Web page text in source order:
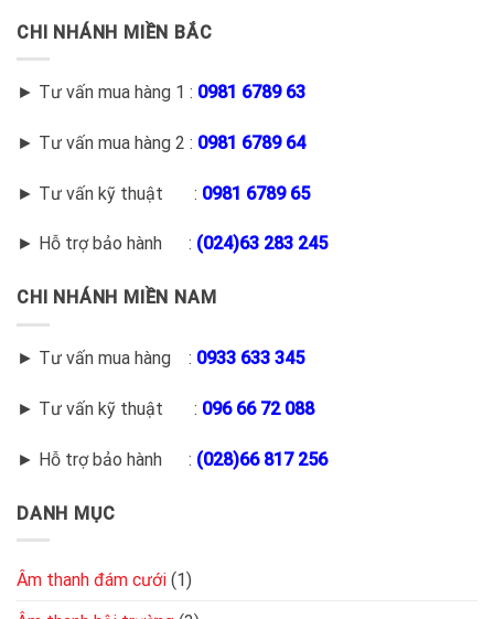
CHI NHÁNH MIỀN BẮC
► Tư vấn mua hàng 1 : 0981 6789 63
► Tư vấn mua hàng 2 : 0981 6789 64
► Tư vấn kỹ thuật : 0981 6789 65
► Hỗ trợ bảo hành : (024)63 283 245
CHI NHÁNH MIỀN NAM
► Tư vấn mua hàng : 0933 633 345
► Tư vấn kỹ thuật : 096 66 72 088
► Hỗ trợ bảo hành : (028)66 817 256
DANH MỤC
Âm thanh đám cưới (1)